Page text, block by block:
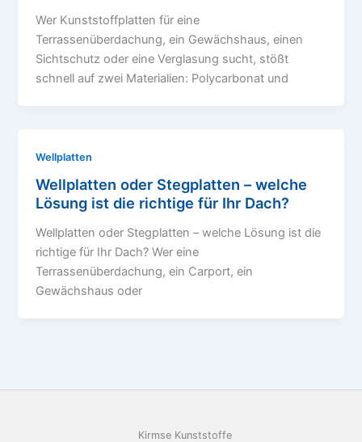
Wer Kunststoffplatten für eine
Terrassenüberdachung, ein Gewächshaus, einen
Sichtschutz oder eine Verglasung sucht, stößt
schnell auf zwei Materialien: Polycarbonat und
Wellplatten
Wellplatten oder Stegplatten – welche
Lösung ist die richtige für Ihr Dach?
Wellplatten oder Stegplatten – welche Lösung ist die
richtige für Ihr Dach? Wer eine
Terrassenüberdachung, ein Carport, ein
Gewächshaus oder
Kirmse Kunststoffe